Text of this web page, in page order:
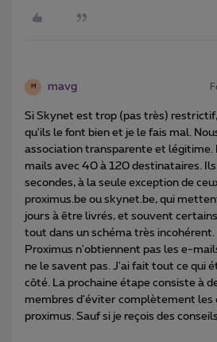
M mavg
Si Skynet est trop (pas très)
qu'ils le font bien et je le fais mal.
association transparente et légitime.
mails avec 40 à 120 destinataires.
secondes, à la seule exception de
proximus.be ou skynet.be, qui
jours à être livrés, et souvent
tout dans un schéma très incohérent.
Proximus n'obtiennent pas les e-
ne le savent pas. J'ai fait tout ce qui
côté. La prochaine étape consiste à
membres d'éviter complètement
proximus. Sauf si je reçois des